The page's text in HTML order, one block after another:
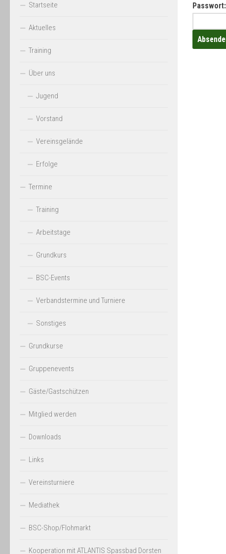
Passwort:
Startseite
Aktuelles
Training
Über uns
Jugend
Vorstand
Vereinsgelände
Erfolge
Termine
Training
Arbeitstage
Grundkurs
BSC-Events
Verbandstermine und Turniere
Sonstiges
Grundkurse
Gruppenevents
Gäste/Gastschützen
Mitglied werden
Downloads
Links
Vereinsturniere
Mediathek
BSC-Shop/Flohmarkt
Kooperation mit ATLANTIS Spassbad Dorsten